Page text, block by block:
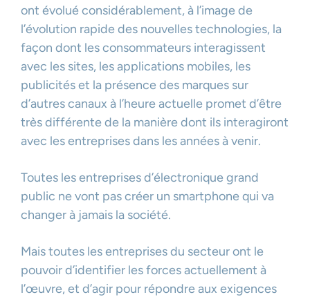
ont évolué considérablement, à l’image de
l’évolution rapide des nouvelles technologies, la
façon dont les consommateurs interagissent
avec les sites, les applications mobiles, les
publicités et la présence des marques sur
d’autres canaux à l’heure actuelle promet d’être
très différente de la manière dont ils interagiront
avec les entreprises dans les années à venir.
Toutes les entreprises d’électronique grand
public ne vont pas créer un smartphone qui va
changer à jamais la société.
Mais toutes les entreprises du secteur ont le
pouvoir d’identifier les forces actuellement à
l’œuvre, et d’agir pour répondre aux exigences